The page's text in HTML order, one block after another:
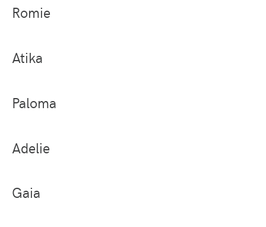
Romie
Atika
Paloma
Adelie
Gaia